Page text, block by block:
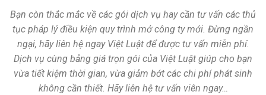
Bạn còn thắc mắc về các gói dịch vụ hay cần tư vấn các thủ
tục pháp lý điều kiện quy trình mở công ty mới. Đừng ngần
ngại, hãy liên hệ ngay Việt Luật để được tư vấn miễn phí.
Dịch vụ cùng bảng giá trọn gói của Việt Luật giúp cho bạn
vừa tiết kiệm thời gian, vừa giảm bớt các chi phí phát sinh
không cần thiết. Hãy liên hệ tư vấn viên ngay…